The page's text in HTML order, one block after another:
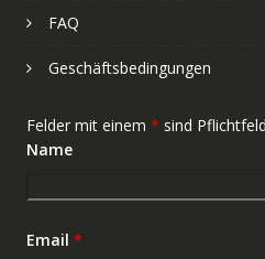
FAQ
Geschäftsbedingungen
Felder mit einem * sind
Name
Email *